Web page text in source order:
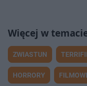
ZWIASTUN
HORRORY